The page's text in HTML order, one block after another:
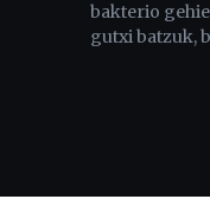
bakterio
gutxi batzuk,